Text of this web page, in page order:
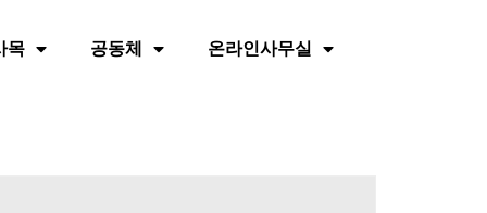
목 공동체 온라인사무실